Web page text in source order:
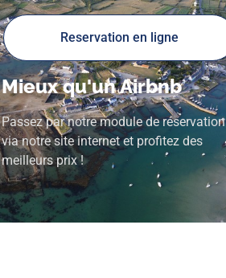
Reservation en ligne
Mieux qu'un Airbnb
Passez par notre module de réservation
via notre site internet et profitez des
meilleurs prix !